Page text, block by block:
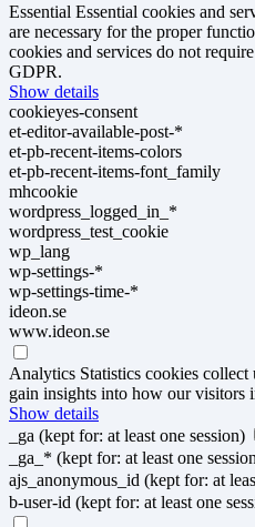
Essential Essential cookies and
are necessary for the proper
cookies and services do not
GDPR.
Show details
cookieyes-consent
et-editor-available-post-*
et-pb-recent-items-colors
et-pb-recent-items-font_family
mhcookie
wordpress_logged_in_*
wordpress_test_cookie
wp_lang
wp-settings-*
wp-settings-time-*
ideon.se
www.ideon.se
Analytics Statistics cookies
gain insights into how our visitors
Show details
_ga (kept for: at least one session)
_ga_* (kept for: at least one
ajs_anonymous_id (kept for: at
b-user-id (kept for: at least one